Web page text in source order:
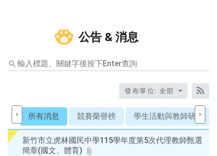
公告 & 消息
入
關
後
發布單位: 全部
所有消息 競賽榮譽榜 學生活動與教師研習
新竹市立虎林國民中學115學年度第5次代理教師甄選
簡章(國文、體育)